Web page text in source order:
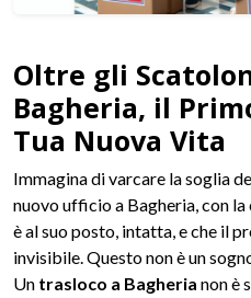
Oltre gli
Bagheria, il
Tua Nuova Vita
Immagina di varcare la soglia
nuovo ufficio a Bagheria, con
è al suo posto, intatta, e che il
invisibile. Questo non è un
Un trasloco a Bagheria non è